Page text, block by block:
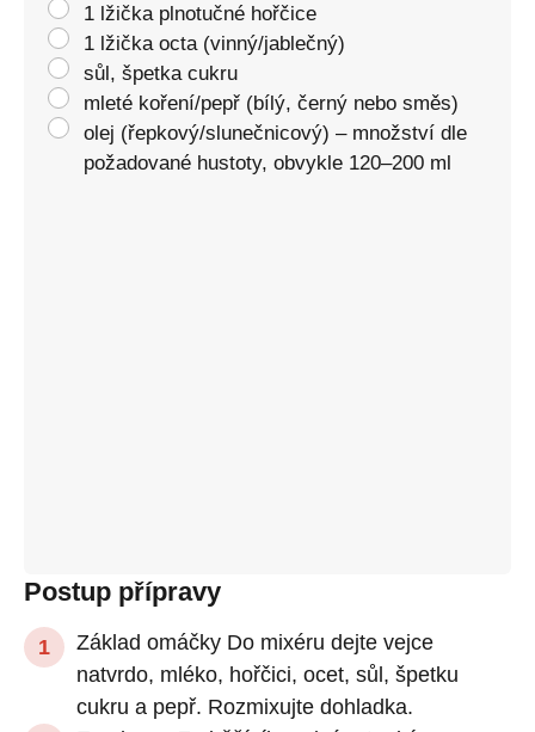
1 lžička plnotučné hořčice
1 lžička octa (vinný/jablečný)
sůl, špetka cukru
mleté koření/pepř (bílý, černý nebo směs)
olej (řepkový/slunečnicový) – množství dle
požadované hustoty, obvykle 120–200 ml
Postup přípravy
Základ omáčky Do mixéru dejte vejce
natvrdo, mléko, hořčici, ocet, sůl, špetku
cukru a pepř. Rozmixujte dohladka.